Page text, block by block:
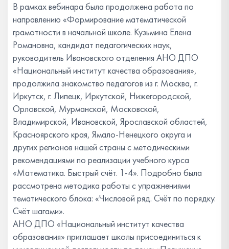
В рамках вебинара была продолжена работа по
направлению «Формирование математической
грамотности в начальной школе. Кузьмина Елена
Романовна, кандидат педагогических наук,
руководитель Ивановского отделения АНО ДПО
«Национальный институт качества образования»,
продолжила знакомство педагогов из г. Москва, г.
Иркутск, г. Липецк, Иркутской, Нижегородской,
Орловской, Мурманской, Московской,
Владимирской, Ивановской, Ярославской областей,
Красноярского края, Ямало-Ненецкого округа и
других регионов нашей страны с методическими
рекомендациями по реализации учебного курса
«Математика. Быстрый счёт. 1-4». Подробно была
рассмотрена методика работы с упражнениями
тематического блока: «Числовой ряд. Счёт по порядку.
Счёт шагами».
АНО ДПО «Национальный институт качества
образования» приглашает школы присоединиться к